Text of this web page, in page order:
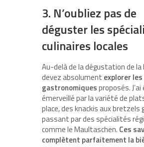
3. N’oubliez pas de
déguster les
culinaires locales
Au-delà de la dégustation de la
devez absolument explorer
gastronomiquesproposés.
émerveillé par la variété de
place, des knackis aux bretzels
passant par des spécialités
comme le Maultaschen. Ces
complètent parfaitement la